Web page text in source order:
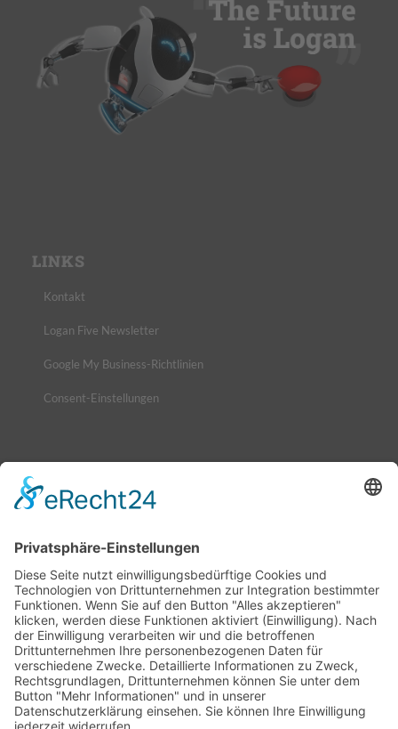
LINKS
Kontakt
Logan Five Newsletter
Google My Business-Richtlinien
Consent-Einstellungen
erwerben!
6. Juli 2026 - 7:57
MaxiGenius 2.0: Der KI-Assistent für lebendige
Unternehmenskommunikation
4. Juni 2026 - 9:11
Chatbot Erstellung mit MaxiGenius 2.0 – KI-Chatbot